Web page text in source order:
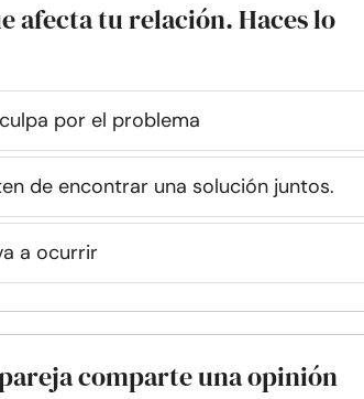
afecta tu relación. Haces lo
por el problema
de encontrar una solución juntos.
a ocurrir
comparte una opinión